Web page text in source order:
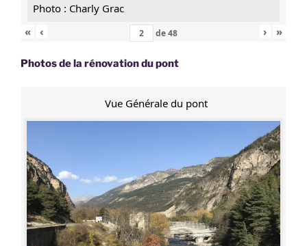
Photo : Charly Grac
«
‹ de48 › »
Photos de la rénovation du pont
Vue Générale du pont